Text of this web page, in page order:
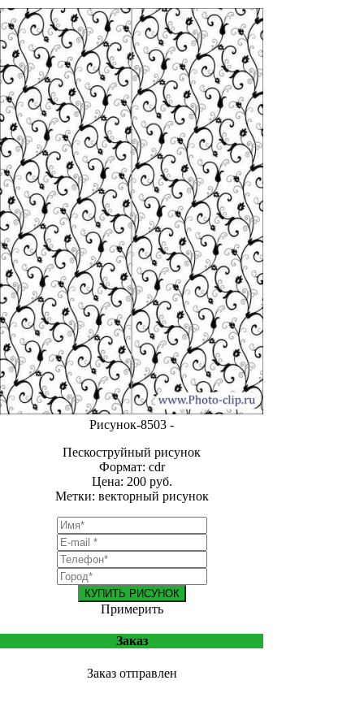
Рисунок-8503 -
Пескоструйный рисунок
Формат: cdr
Цена: 200 руб.
Метки: векторный рисунок
КУПИТЬ РИСУНОК
Примерить
Заказ
Заказ отправлен